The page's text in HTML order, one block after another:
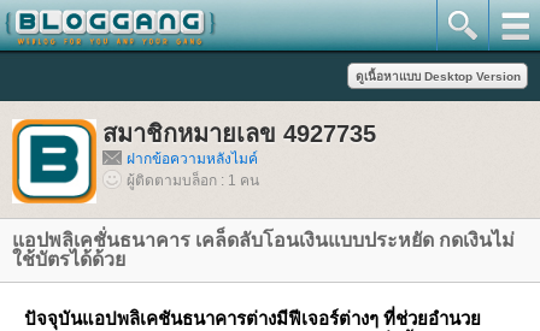
สมาชิกหมายเลข 4927735
ฝากข้อความหลังไมค์
ผู้ติดตามบล็อก : 1 คน
อปพลิเคชั่นธนาคาร เคล็ดลับโอนเงินแบบประหยัด กดเงินไม่
ช้บัตรได้ด้ว
ปัจจุบันแอปพลิเคชันธนาคารต่างมีฟีเจอร์ต่างๆ ที่ช่วยอำนว